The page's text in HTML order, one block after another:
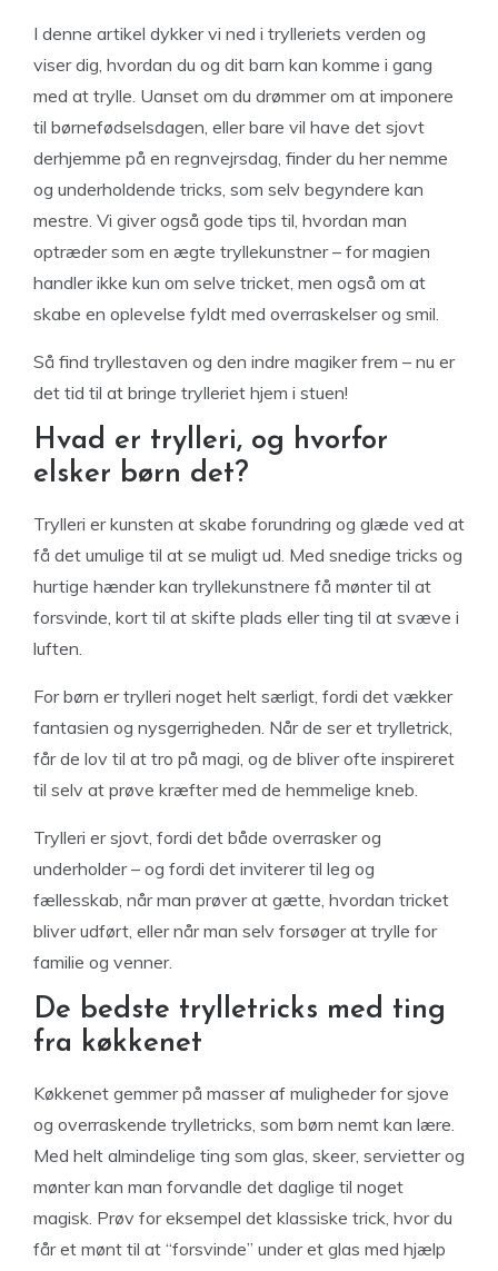
I denne artikel dykker vi ned i trylleriets verden og
viser dig, hvordan du og dit barn kan komme i gang
med at trylle. Uanset om du drømmer om at imponere
til børnefødselsdagen, eller bare vil have det sjovt
derhjemme på en regnvejrsdag, finder du her nemme
og underholdende tricks, som selv begyndere kan
mestre. Vi giver også gode tips til, hvordan man
optræder som en ægte tryllekunstner – for magien
handler ikke kun om selve tricket, men også om at
skabe en oplevelse fyldt med overraskelser og smil.
Så find tryllestaven og den indre magiker frem – nu er
det tid til at bringe trylleriet hjem i stuen!
Hvad er trylleri, og hvorfor
elsker børn det?
Trylleri er kunsten at skabe forundring og glæde ved at
få det umulige til at se muligt ud. Med snedige tricks og
hurtige hænder kan tryllekunstnere få mønter til at
forsvinde, kort til at skifte plads eller ting til at svæve i
luften.
For børn er trylleri noget helt særligt, fordi det vækker
fantasien og nysgerrigheden. Når de ser et trylletrick,
får de lov til at tro på magi, og de bliver ofte inspireret
til selv at prøve kræfter med de hemmelige kneb.
Trylleri er sjovt, fordi det både overrasker og
underholder – og fordi det inviterer til leg og
fællesskab, når man prøver at gætte, hvordan tricket
bliver udført, eller når man selv forsøger at trylle for
familie og venner.
De bedste trylletricks med ting
fra køkkenet
Køkkenet gemmer på masser af muligheder for sjove
og overraskende trylletricks, som børn nemt kan lære.
Med helt almindelige ting som glas, skeer, servietter og
mønter kan man forvandle det daglige til noget
magisk. Prøv for eksempel det klassiske trick, hvor du
får et mønt til at “forsvinde” under et glas med hjælp